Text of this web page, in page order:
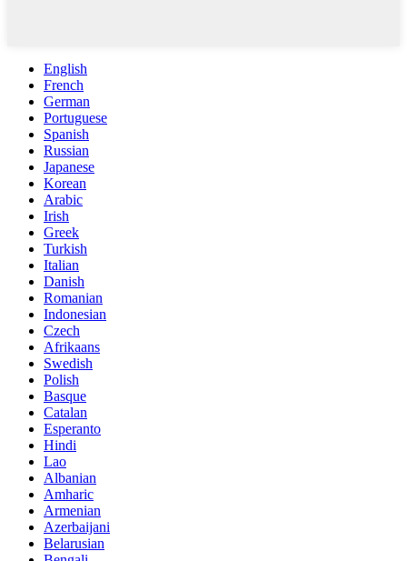
English
French
German
Portuguese
Spanish
Russian
Japanese
Korean
Arabic
Irish
Greek
Turkish
Italian
Danish
Romanian
Indonesian
Czech
Afrikaans
Swedish
Polish
Basque
Catalan
Esperanto
Hindi
Lao
Albanian
Amharic
Armenian
Azerbaijani
Belarusian